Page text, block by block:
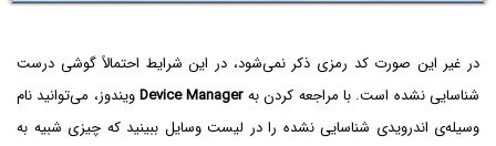
در غیر این صورت کد رمزی ذکر نمی‌شود، در این شرایط احتمالاً گوشی درست
شناسایی نشده است. با مراجعه کردن بهDevice Managerویندوز، می‌توانید نام
وسیله‌ی اندرویدی شناسایی نشده را در لیست وسایل ببینید که چیزی شبیه به